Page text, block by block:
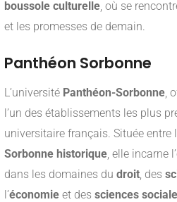
boussole culturelle, où se
et les promesses de demain.
Panthéon Sorbonne
L’université Panthéon-Sorbonne,
l’un des établissements les plus
universitaire français. Située entre
Sorbonne historique, elle incarne
dans les domaines du droit, des
l’économie et des sciences